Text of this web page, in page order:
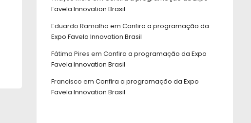
Favela Innovation Brasil
Eduardo Ramalho em Confira a programação da
Expo Favela Innovation Brasil
Fátima Pires em Confira a programação da Expo
Favela Innovation Brasil
Francisco em Confira a programação da Expo
Favela Innovation Brasil